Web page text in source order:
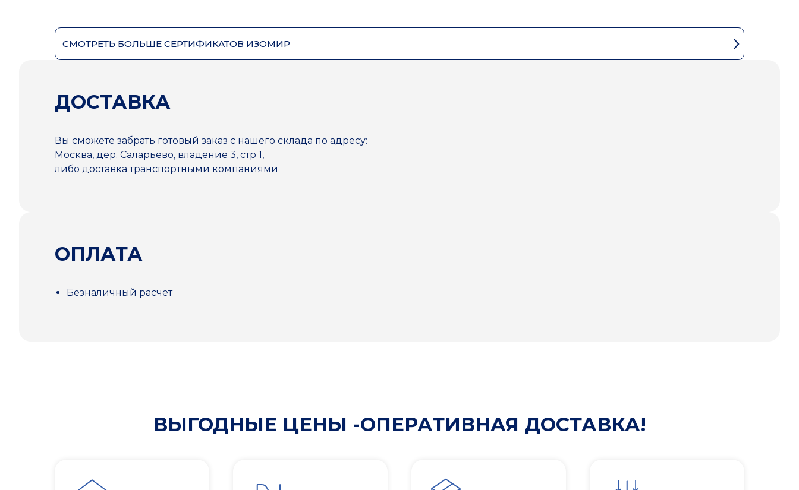
СМОТРЕТЬ БОЛЬШЕ СЕРТИФИКАТОВ ИЗОМИР
ДОСТАВКА
Вы сможете забрать готовый заказ с нашего склада по адресу:
Москва, дер. Саларьево, владение 3, стр 1,
либо доставка транспортными компаниями
ОПЛАТА
Безналичный расчет
ВЫГОДНЫЕ ЦЕНЫ -ОПЕРАТИВНАЯ ДОСТАВКА!